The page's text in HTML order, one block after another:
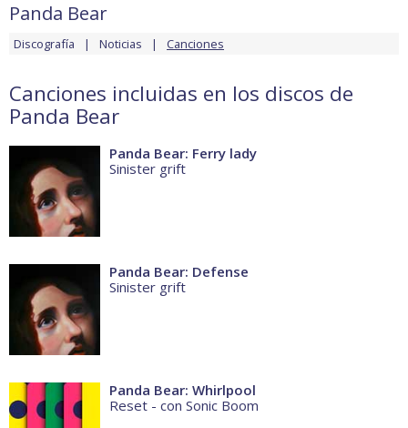
Panda Bear
Discografía Noticias Canciones
Canciones incluidas en los discos de
Panda Bear
Panda Bear: Ferry lady
Sinister grift
Panda Bear: Defense
Sinister grift
Panda Bear: Whirlpool
Reset - con Sonic Boom